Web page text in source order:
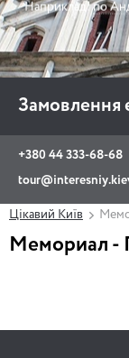
Наприклад:по
Замовлення
+380 44 333-68-68
з
Цікавий Київ
Мемориал -